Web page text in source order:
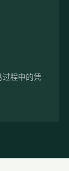
程中的凭